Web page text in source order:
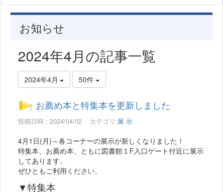
お知らせ
2024年4月の記事一覧
2024年4月 50件
お薦め本と特集本を更新しました
投稿日時 : 2024/04/02 カテゴリ:展 示
4月1日(月)～各コーナーの展示が新しくなりました！
特集本、お薦め本、ともに図書館１F入口ゲート付近に展示
してあります。
ぜひともご利用ください。
▼特集本